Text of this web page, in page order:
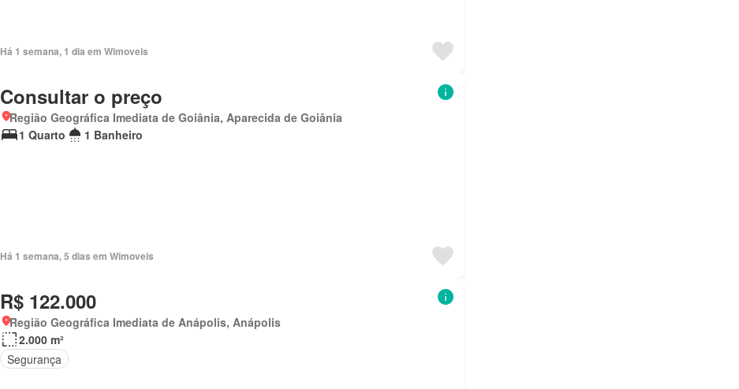
Há 1 semana, 1 dia em Wimoveis
Consultar o preço
Região Geográfica Imediata de Goiânia, Aparecida de Goiânia
1 Quarto
1 Banheiro
Há 1 semana, 5 dias em Wimoveis
R$ 122.000
Região Geográfica Imediata de Anápolis, Anápolis
2.000 m²
Segurança